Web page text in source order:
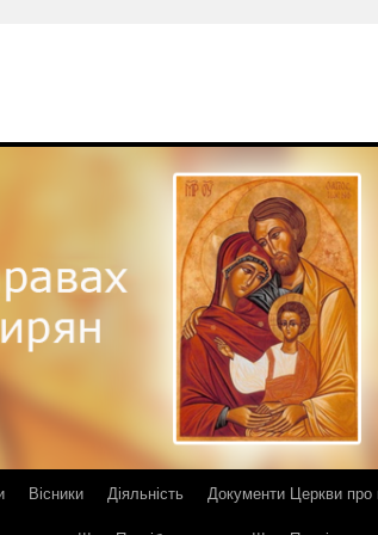
Вісники Діяльність Документи Церкви про